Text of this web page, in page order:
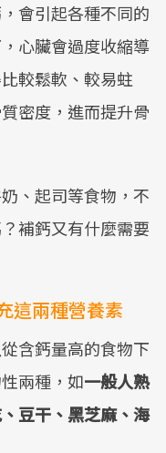
會引起各種不同的
心臟會過度收縮導
較鬆軟、較易蛀
密度，進而提升骨
、起司等食物，不
補鈣又有什麼需要
這兩種營養素
含鈣量高的食物下
兩種，如一般人熟
豆干、黑芝麻、海